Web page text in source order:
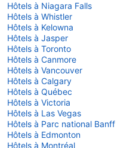
Hôtels à Niagara Falls
Hôtels à Whistler
Hôtels à Kelowna
Hôtels à Jasper
Hôtels à Toronto
Hôtels à Canmore
Hôtels à Vancouver
Hôtels à Calgary
Hôtels à Québec
Hôtels à Victoria
Hôtels à Las Vegas
Hôtels à Parc national Banff
Hôtels à Edmonton
Hôtels à Montréal